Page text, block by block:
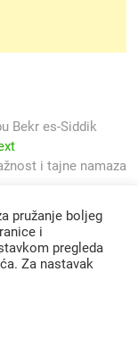
Bekr es-Siddik
Next
post:i tajne namaza
pružanje boljeg
i
pregleda
Za nastavak